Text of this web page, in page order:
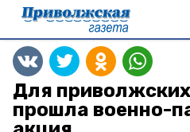
Для
прошла военно-